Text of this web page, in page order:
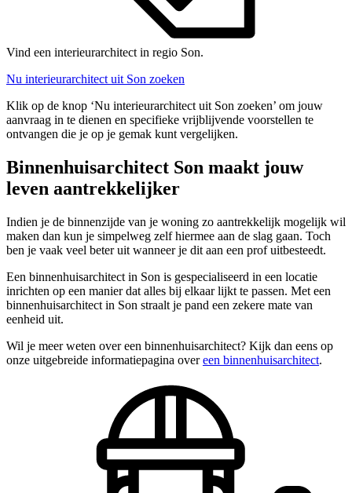
Vind een interieurarchitect in regio Son.
Nu interieurarchitect uit Son zoeken
Klik op de knop ‘Nu interieurarchitect uit Son zoeken’ om jouw
aanvraag in te dienen en specifieke vrijblijvende voorstellen te
ontvangen die je op je gemak kunt vergelijken.
Binnenhuisarchitect Son maakt jouw
leven aantrekkelijker
Indien je de binnenzijde van je woning zo aantrekkelijk mogelijk wil
maken dan kun je simpelweg zelf hiermee aan de slag gaan. Toch
ben je vaak veel beter uit wanneer je dit aan een prof uitbesteedt.
Een binnenhuisarchitect in Son is gespecialiseerd in een locatie
inrichten op een manier dat alles bij elkaar lijkt te passen. Met een
binnenhuisarchitect in Son straalt je pand een zekere mate van
eenheid uit.
Wil je meer weten over een binnenhuisarchitect? Kijk dan eens op
onze uitgebreide informatiepagina overeen binnenhuisarchitect.